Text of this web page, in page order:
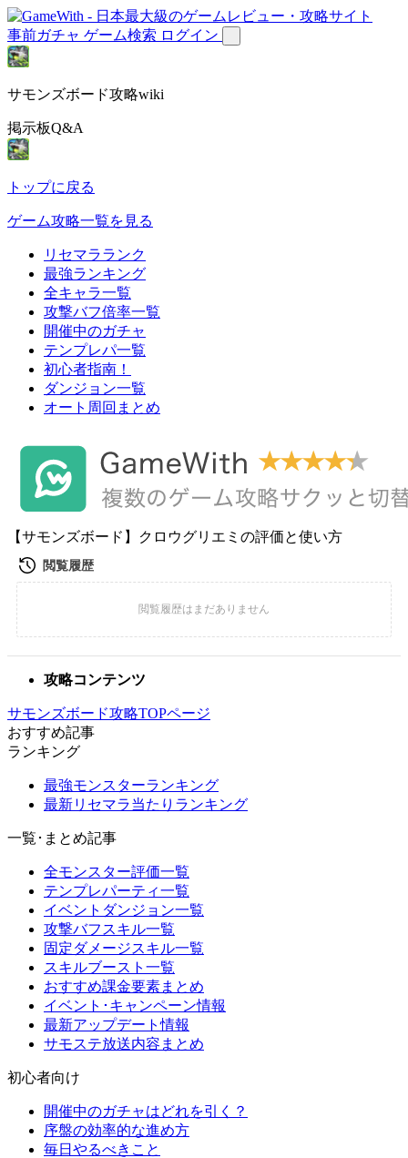
事前ガチャ ゲーム検索 ログイン
サモンズボード攻略wiki
掲示板Q&A
トップに戻る
ゲーム攻略一覧を見る
リセマラランク
最強ランキング
全キャラ一覧
攻撃バフ倍率一覧
開催中のガチャ
テンプレパ一覧
初心者指南！
ダンジョン一覧
オート周回まとめ
【サモンズボード】クロウグリエミの評価と使い方
攻略コンテンツ
サモンズボード攻略TOPページ
おすすめ記事
ランキング
最強モンスターランキング
最新リセマラ当たりランキング
一覧･まとめ記事
全モンスター評価一覧
テンプレパーティ一覧
イベントダンジョン一覧
攻撃バフスキル一覧
固定ダメージスキル一覧
スキルブースト一覧
おすすめ課金要素まとめ
イベント･キャンペーン情報
最新アップデート情報
サモステ放送内容まとめ
初心者向け
開催中のガチャはどれを引く？
序盤の効率的な進め方
毎日やるべきこと